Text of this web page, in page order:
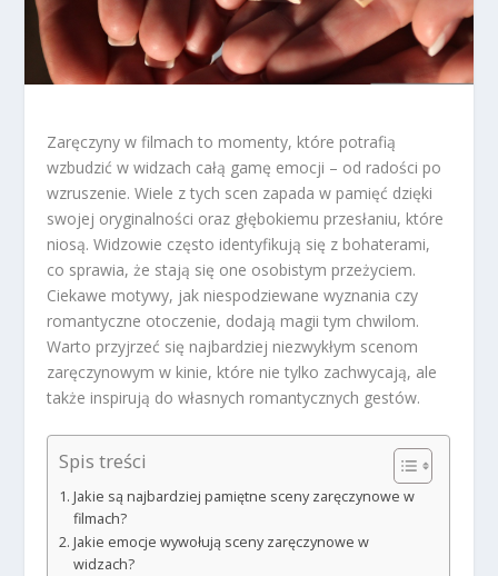
Zaręczyny w filmach to momenty, które potrafią
wzbudzić w widzach całą gamę emocji – od radości po
wzruszenie. Wiele z tych scen zapada w pamięć dzięki
swojej oryginalności oraz głębokiemu przesłaniu, które
niosą. Widzowie często identyfikują się z bohaterami,
co sprawia, że stają się one osobistym przeżyciem.
Ciekawe motywy, jak niespodziewane wyznania czy
romantyczne otoczenie, dodają magii tym chwilom.
Warto przyjrzeć się najbardziej niezwykłym scenom
zaręczynowym w kinie, które nie tylko zachwycają, ale
także inspirują do własnych romantycznych gestów.
Spis treści
Jakie są najbardziej pamiętne sceny zaręczynowe w
filmach?
Jakie emocje wywołują sceny zaręczynowe w
widzach?